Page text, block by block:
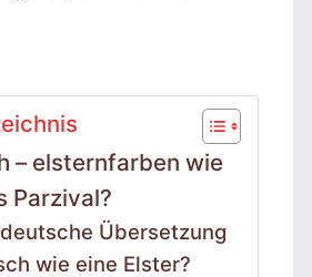
– elsternfarben wie
Parzival?
Übersetzung
wie eine Elster?